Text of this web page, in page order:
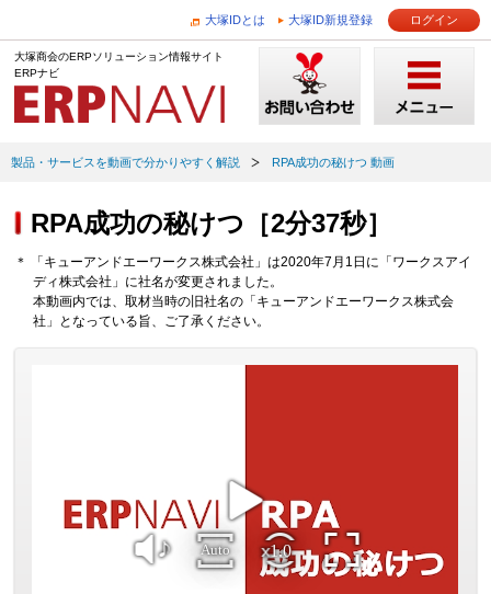
大塚IDとは 大塚ID新規登録 ログイン
大塚商会のERPソリューション情報サイト
ERPナビ
製品・サービスを動画で分かりやすく解説 RPA成功の秘けつ 動画
RPA成功の秘けつ［2分37秒］
＊ 「キューアンドエーワークス株式会社」は2020年7月1日に「ワークスアイ
ディ株式会社」に社名が変更されました。
本動画内では、取材当時の旧社名の「キューアンドエーワークス株式会
社」となっている旨、ご了承ください。